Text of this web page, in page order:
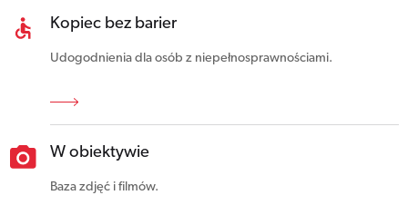
Kopiec bez barier
Udogodnienia dla osób z niepełnosprawnościami.
W obiektywie
Baza zdjęć i filmów.